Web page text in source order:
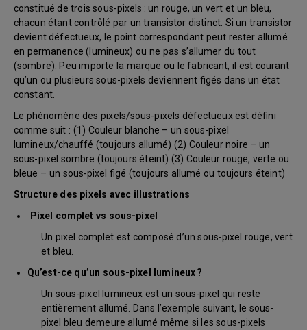
constitué de trois sous-pixels : un rouge, un vert et un bleu,
chacun étant contrôlé par un transistor distinct. Si un transistor
devient défectueux, le point correspondant peut rester allumé
en permanence (lumineux) ou ne pas s’allumer du tout
(sombre). Peu importe la marque ou le fabricant, il est courant
qu’un ou plusieurs sous-pixels deviennent figés dans un état
constant.
Le phénomène des pixels/sous-pixels défectueux est défini
comme suit : (1) Couleur blanche – un sous-pixel
lumineux/chauffé (toujours allumé) (2) Couleur noire – un
sous-pixel sombre (toujours éteint) (3) Couleur rouge, verte ou
bleue – un sous-pixel figé (toujours allumé ou toujours éteint)
Structure des pixels avec illustrations
Pixel complet vs sous-pixel
Un pixel complet est composé d’un sous-pixel rouge, vert
et bleu.
Qu’est-ce qu’un sous-pixel lumineux ?
Un sous-pixel lumineux est un sous-pixel qui reste
entièrement allumé. Dans l’exemple suivant, le sous-
pixel bleu demeure allumé même si les sous-pixels